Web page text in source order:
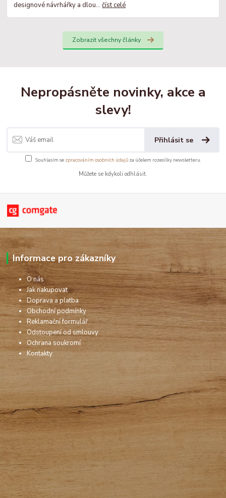
designové návrhářky a dlou...číst celé
Zobrazit všechny články
Nepropásněte novinky, akce a
slevy!
Přihlásit se
Souhlasím se zpracováním osobních údajůza účelem rozesílky newsletteru.
Můžete se kdykoli odhlásit.
Informace pro zákazníky
O nás
Jak nakupovat
Doprava a platba
Obchodní podmínky
Reklamační formulář
Odstoupení od smlouvy
Ochrana soukromí
Kontakty